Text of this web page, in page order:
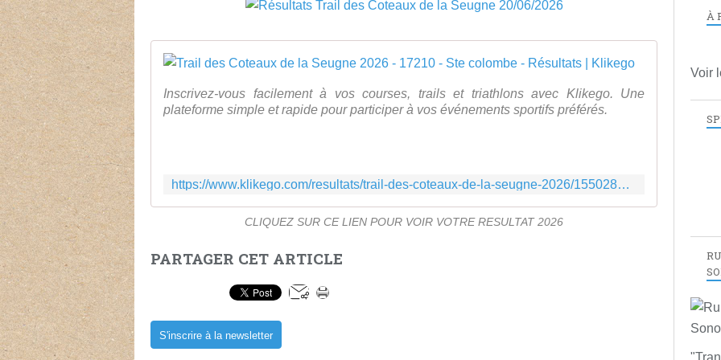
Inscrivez-vous facilement à vos courses, trails et triathlons avec Klikego. Une
plateforme simple et rapide pour participer à vos événements sportifs préférés.
https://www.klikego.com/resultats/trail-des-coteaux-de-la-seugne-2026/1550282926865-7
CLIQUEZ SUR CE LIEN POUR VOIR VOTRE RESULTAT 2026
PARTAGER CET ARTICLE
S'inscrire à la newsletter
À
Voir